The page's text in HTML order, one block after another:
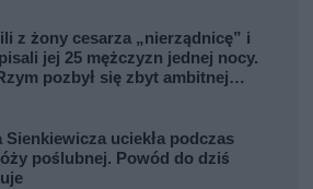
z żony cesarza „nierządnicę” i
jej 25 mężczyzn jednej nocy.
pozbył się zbyt ambitnej
Sienkiewicza uciekła podczas
poślubnej. Powód do dziś